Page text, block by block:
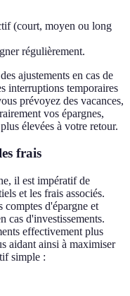
(court, moyen ou long
régulièrement.
ajustements en cas de
interruptions temporaires
prévoyez des vacances,
vos épargnes,
élevées à votre retour.
frais
il est impératif de
et les frais associés.
comptes d'épargne et
cas d'investissements.
effectivement plus
aidant ainsi à maximiser
simple :